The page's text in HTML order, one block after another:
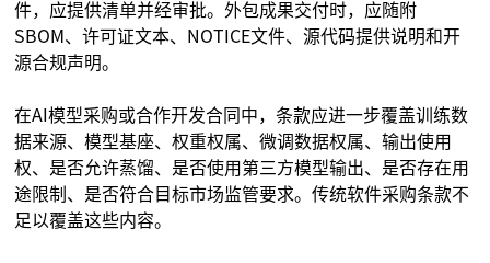
件，应提供清单并经审批。外包成果交付时，应随附
SBOM、许可证文本、NOTICE文件、源代码提供说明和开
源合规声明。
在AI模型采购或合作开发合同中，条款应进一步覆盖训练数
据来源、模型基座、权重权属、微调数据权属、输出使用
权、是否允许蒸馏、是否使用第三方模型输出、是否存在用
途限制、是否符合目标市场监管要求。传统软件采购条款不
足以覆盖这些内容。